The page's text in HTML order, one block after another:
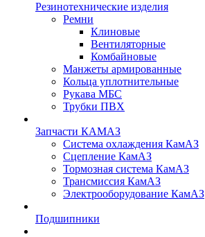
Резинотехнические изделия
Ремни
Клиновые
Вентиляторные
Комбайновые
Манжеты армированные
Кольца уплотнительные
Рукава МБС
Трубки ПВХ
Запчасти КАМАЗ
Система охлаждения КамАЗ
Сцепление КамАЗ
Тормозная система КамАЗ
Трансмиссия КамАЗ
Электрооборудование КамАЗ
Подшипники